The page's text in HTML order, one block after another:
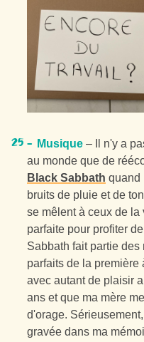
Musique – Il n'y a
au monde que de
Black Sabbath quand
bruits de pluie et de
se mêlent à ceux de
parfaite pour profiter
Sabbath fait partie
parfaits de la première
avec autant de plaisir
ans et que ma mère
d'orage.
gravée dans ma